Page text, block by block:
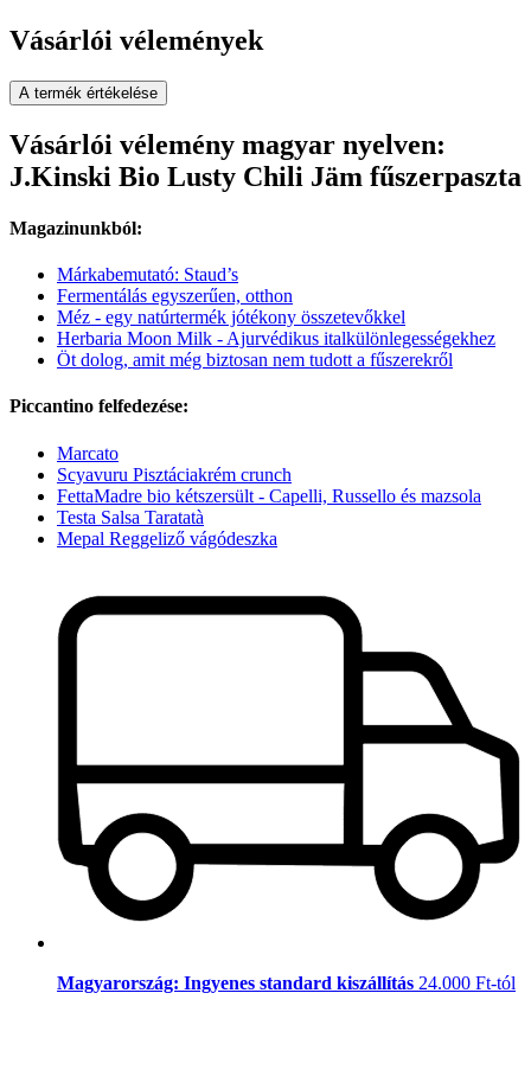
Vásárlói vélemények
A termék értékelése
Vásárlói vélemény magyar nyelven:
J.Kinski Bio Lusty Chili Jäm fűszerpaszta
Magazinunkból:
Márkabemutató: Staud’s
Fermentálás egyszerűen, otthon
Méz - egy natúrtermék jótékony összetevőkkel
Herbaria Moon Milk - Ajurvédikus italkülönlegességekhez
Öt dolog, amit még biztosan nem tudott a fűszerekről
Piccantino felfedezése:
Marcato
Scyavuru Pisztáciakrém crunch
FettaMadre bio kétszersült - Capelli, Russello és mazsola
Testa Salsa Taratatà
Mepal Reggeliző vágódeszka
Magyarország: Ingyenes standard kiszállítás 24.000 Ft-tól